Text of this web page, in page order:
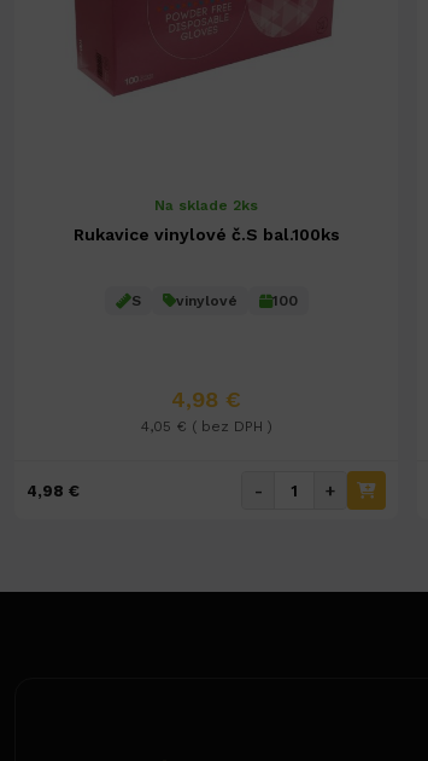
Na sklade 2ks
Rukavice vinylové č.S bal.100ks
S vinylové 100
4,98 €
4,05 € ( bez DPH )
4,98 € - +